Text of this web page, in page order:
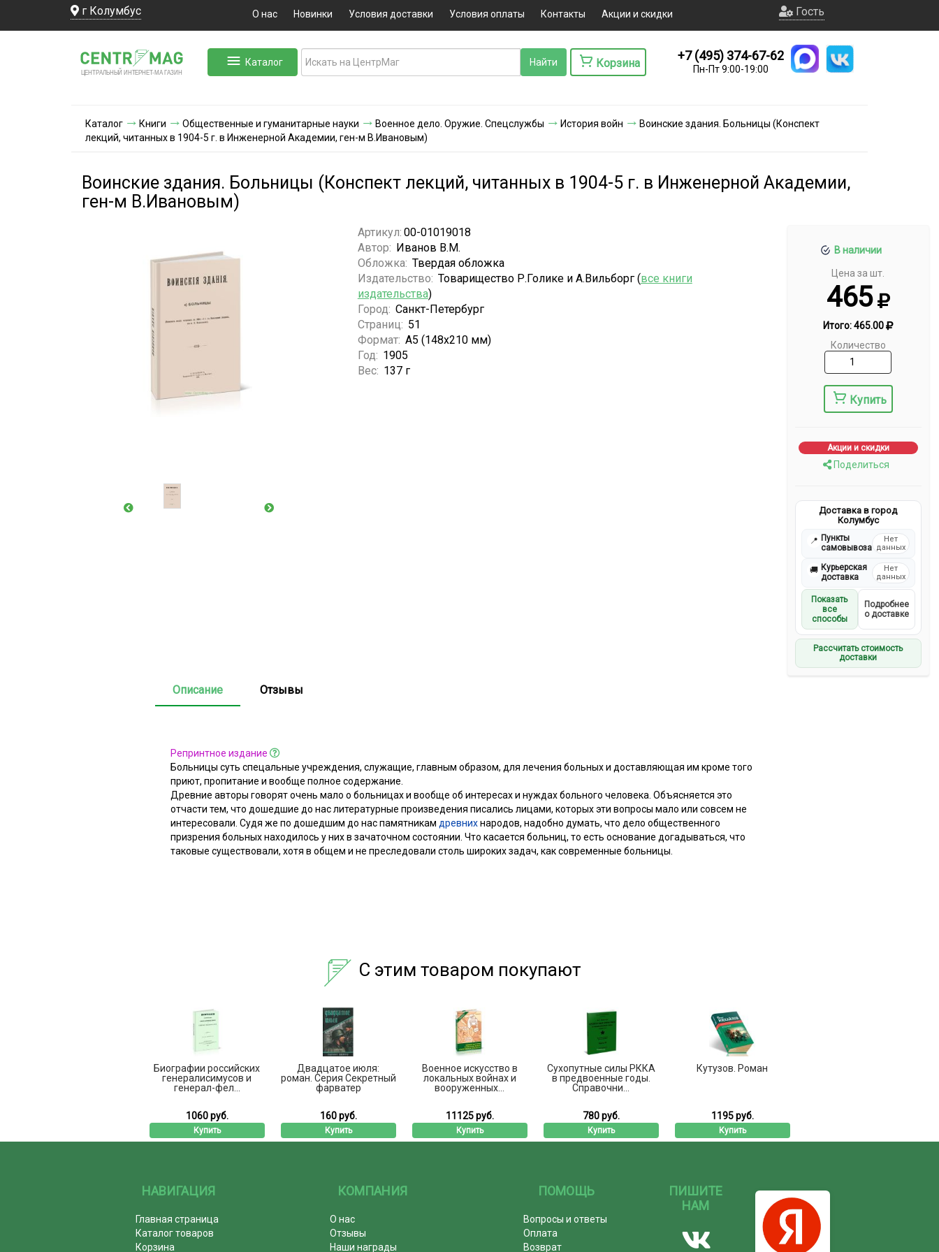
г Колумбус О нас Новинки Условия доставки Условия оплаты Контакты Акции и скидки Гость
ЦЕНТРАЛЬНЫЙ ИНТЕРНЕТ-МА ГАЗИН
Каталог Корзина
+7 (495) 374-67-62
Пн-Пт 9:00-19:00
Каталог Книги Общественные и гуманитарные науки Военное дело. Оружие. Спецслужбы История войн
Воинские здания. Больницы (Конспект
лекций, читанных в 1904-5 г. в Инженерной Академии, ген-м В.Ивановым)
Воинские здания. Больницы (Конспект лекций, читанных в 1904-5 г. в Инженерной Академии,
ген-м В.Ивановым)
В наличии
Цена за шт.
465
Итого:465.00
Количество
Купить
Акции и скидки
Поделиться
Доставка в город
Колумбус
📍 Пункты
самовывоза
Нет
данных
🚚 Курьерская
доставка
Нет
данных
Показать
все
способы
Подробнее
о доставке
Рассчитать стоимость
доставки
Артикул: 00-01019018
Автор: Иванов В.М.
Обложка: Твердая обложка
Издательство: Товарищество Р.Голике и А.Вильборг (все книги
издательства)
Город: Санкт-Петербург
Страниц: 51
Формат: А5 (148x210 мм)
Год: 1905
Вес: 137 г
Описание Отзывы
Репринтное издание
Больницы суть спецальные учреждения, служащие, главным образом, для лечения больных и доставляющая им кроме того
приют, пропитание и вообще полное содержание.
Дpeвние авторы говорят очень мало о больницах и вообще об интересах и нуждах больного человека. Объясняется это
отчасти тем, что дошедшие до нас литературные произведения писались лицами, которых эти вопросы мало или совсем не
интересовали. Судя же по дошедшим до нас памятникам древнихнародов, надобно думать, что дело общественного
призрения больных находилось у них в зачаточном состоянии. Что касается больниц, то есть основание догадываться, что
таковые существовали, хотя в общем и не преследовали столь широких задач, как современные больницы.
С этим товаром покупают
Биографии российских
генералисимусов и
генерал-фел...
1060 руб.
Купить
Двадцатое июля:
роман. Серия Секретный
фарватер
160 руб.
Купить
Военное искусство в
локальных войнах и
вооруженных...
11125 руб.
Купить
Сухопутные силы РККА
в предвоенные годы.
Справочни...
780 руб.
Купить
Кутузов. Роман
1195 руб.
Купить
НАВИГАЦИЯ
Главная страница
Каталог товаров
Корзина
КОМПАНИЯ
О нас
Отзывы
Наши награды
ПОМОЩЬ
Вопросы и ответы
Оплата
Возврат
ПИШИТЕ
НАМ